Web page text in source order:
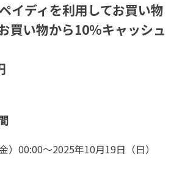
ディを利用してお買い物
買い物から10％キャッシュ
）00:00〜2025年10月19日（日）